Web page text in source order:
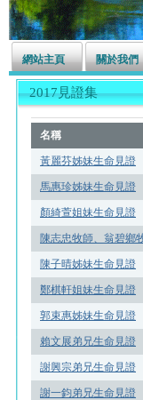
網站主頁 關於我們
2017見證集
名稱
黃麗芬姊妹生命見證
馬惠珍姊妹生命見證
顏綺萱姐妹生命見證
陳志忠牧師、翁碧鄉
陳子晴姊妹生命見證
鄭棋軒姐妹生命見證
郭束惠姊妹生命見證
賴文展弟兄生命見證
謝興宗弟兄生命見證
謝一鈞弟兄生命見證